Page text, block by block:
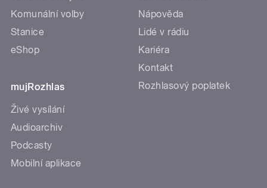
Komunální volby
Stanice
eShop
mujRozhlas
Živé vysílání
Audioarchiv
Podcasty
Mobilní aplikace
Nápověda
Lidé v rádiu
Kariéra
Kontakt
Rozhlasový poplatek